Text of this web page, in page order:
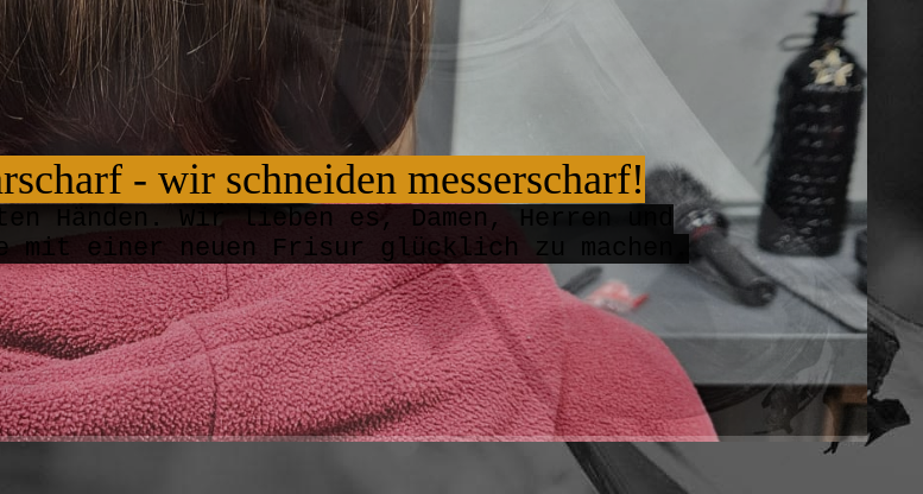
harf - wir schneiden messerscharf!
Händen. Wir lieben es, Damen, Herren und
mit einer neuen Frisur glücklich zu machen.